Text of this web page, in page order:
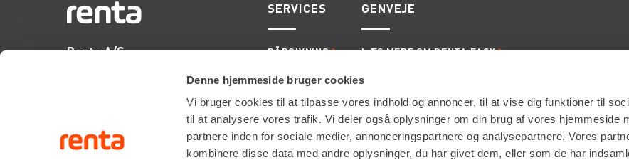
Denne hjemmeside bruger cookies
Vi bruger cookies til at tilpasse vores indhold og annoncer, til at vise dig funktioner til
til at analysere vores trafik. Vi deler også oplysninger om din brug af vores hjemmeside
partnere inden for sociale medier, annonceringspartnere og analysepartnere. Vores
kombinere disse data med andre oplysninger, du har givet dem, eller som de har
Renta A/S
E-mail:info@renta.dk
CVR-nummer: 29416796
SERVICES
RÅDGIVNING
LIFTOPMÅLING
GENVEJE
LÆS MERE OM RENTA EASY
LEJE- OG LEVERINGSBETINGELSER